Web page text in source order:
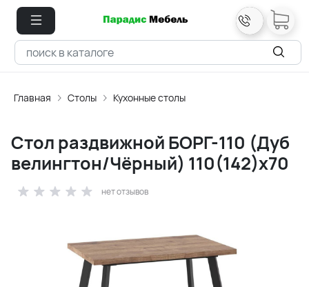
Главная Столы Кухонные столы
Стол раздвижной БОРГ-110 (Дуб
велингтон/Чёрный) 110(142)х70
нет отзывов